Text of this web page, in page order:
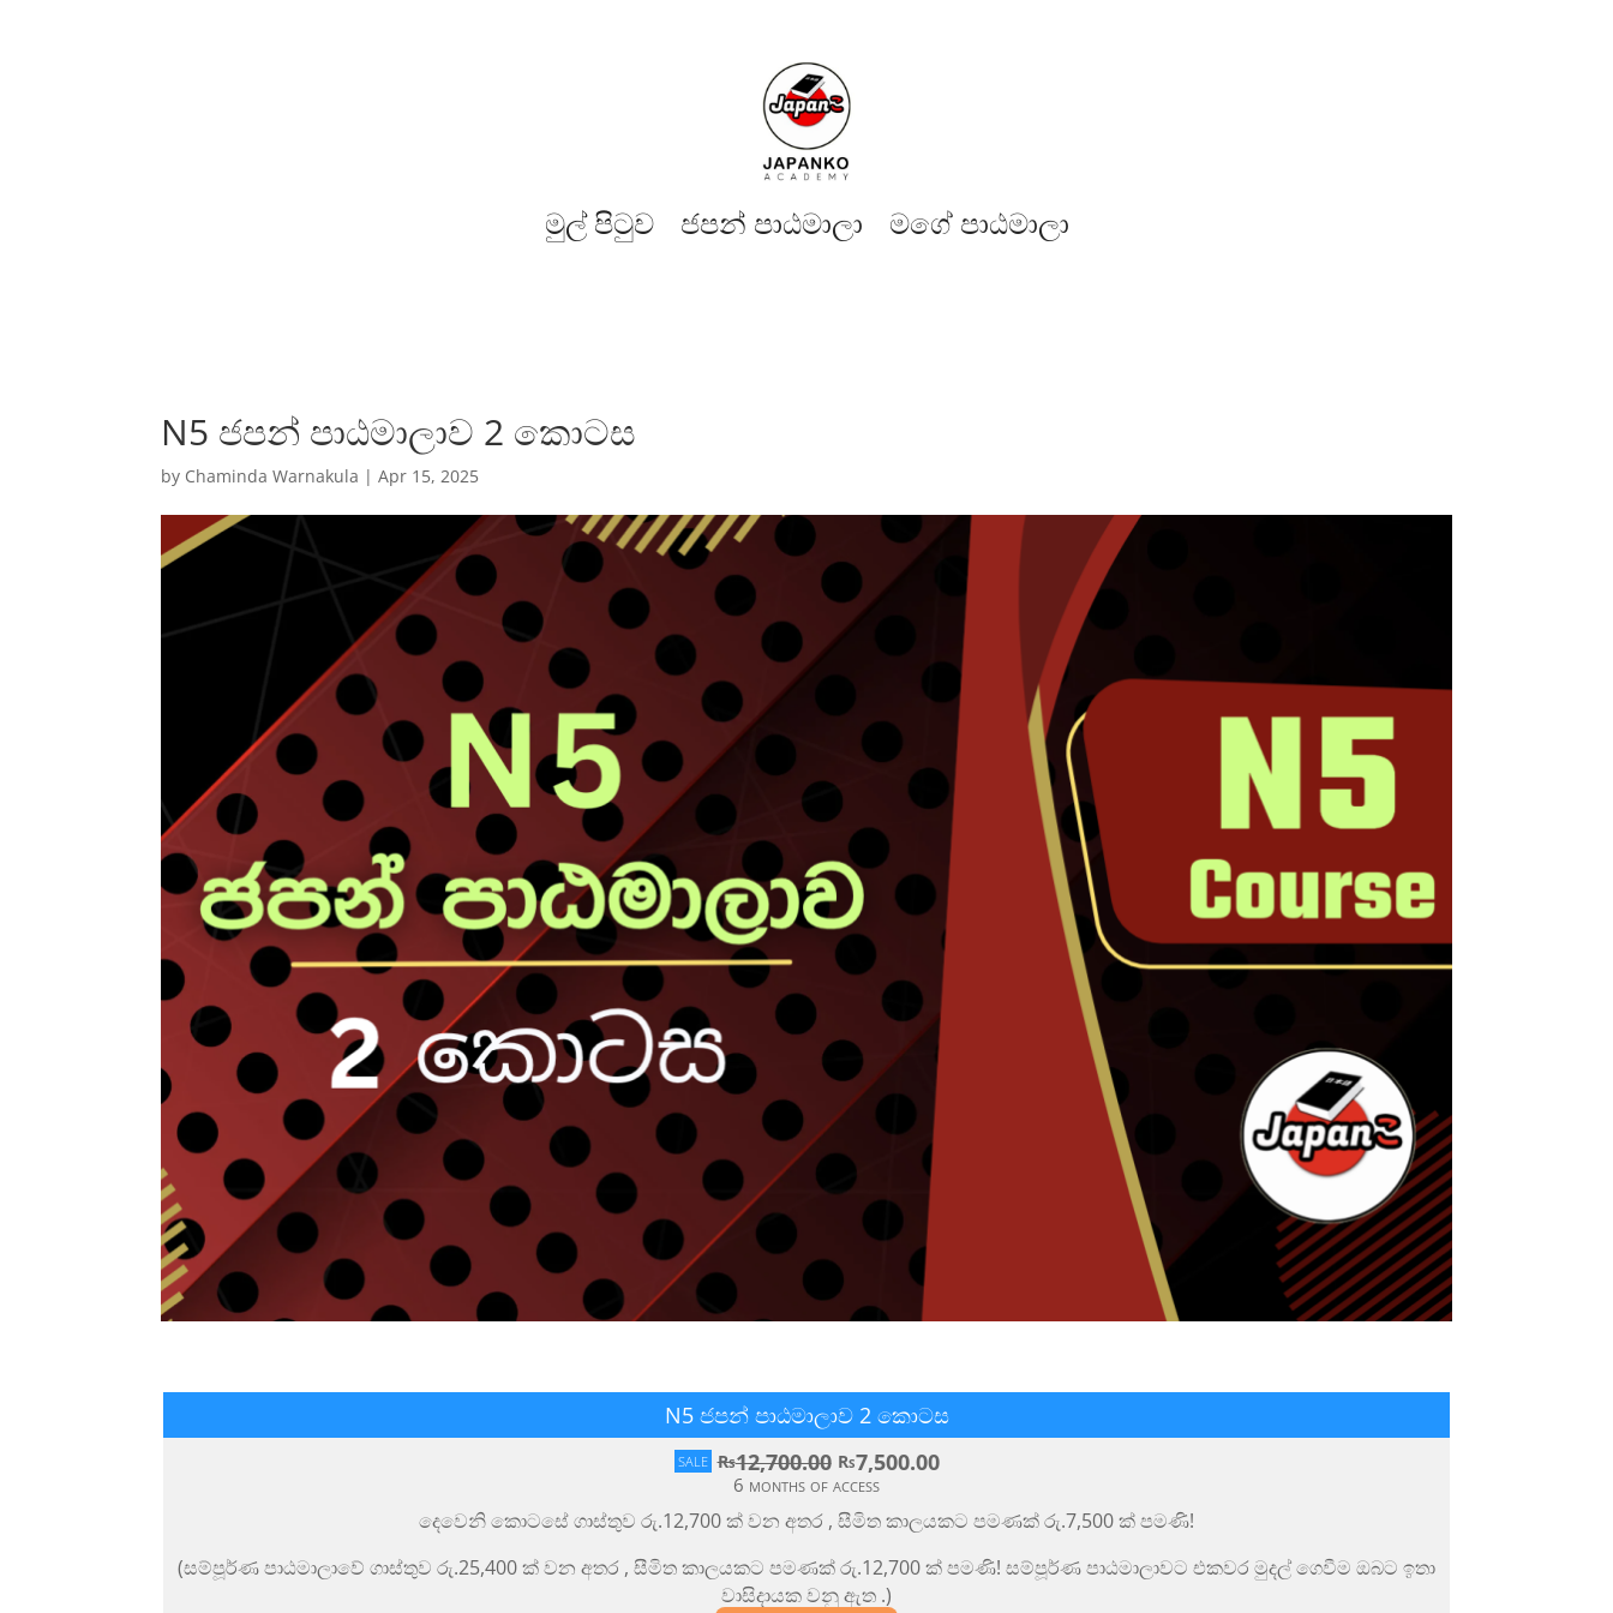
මුල් පිටුව​ ජපන් පාඨමාලා මගේ පාඨමාලා
N5 ජපන් පාඨමාලාව 2 කොටස​
by Chaminda Warnakula |Apr 15, 2025
N5 ජපන් පාඨමාලාව 2 කොටස​
SALE Rs12,700.00 Rs7,500.00
6 months of access
දෙවෙනි කොටසේ ගාස්තුව රු.12,700ක් වන අතර , සීමිත කාලයකට පමණක් රු.7,500ක් පමණි!
(සම්පූර්ණ පාඨමාලාවේ ගාස්තුව රු.25,400ක් වන අතර , සීමිත කාලයකට පමණක් රු.12,700ක් පමණි! සම්පූර්ණ පාඨමාලාවට එකවර මුදල් ගෙවීම ඔබට ඉතා
වාසිදායක වනු ඇත .)